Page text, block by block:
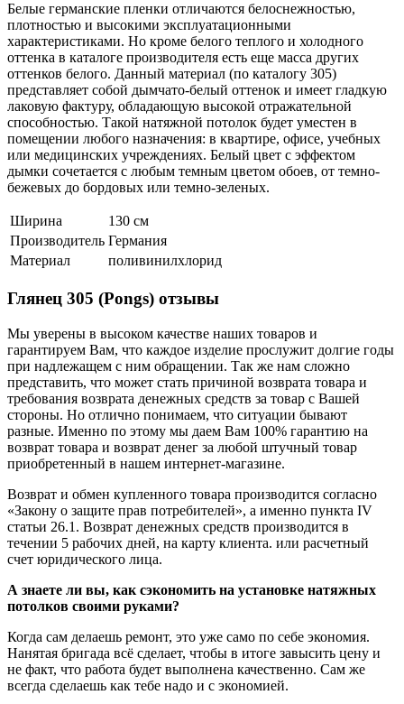
Белые германские пленки отличаются белоснежностью,
плотностью и высокими эксплуатационными
характеристиками. Но кроме белого теплого и холодного
оттенка в каталоге производителя есть еще масса других
оттенков белого. Данный материал (по каталогу 305)
представляет собой дымчато-белый оттенок и имеет гладкую
лаковую фактуру, обладающую высокой отражательной
способностью. Такой натяжной потолок будет уместен в
помещении любого назначения: в квартире, офисе, учебных
или медицинских учреждениях. Белый цвет с эффектом
дымки сочетается с любым темным цветом обоев, от темно-
бежевых до бордовых или темно-зеленых.
Ширина
130 см
Производитель Германия
Материал
поливинилхлорид
Глянец 305 (Pongs) отзывы
Мы уверены в высоком качестве наших товаров и
гарантируем Вам, что каждое изделие прослужит долгие годы
при надлежащем с ним обращении. Так же нам сложно
представить, что может стать причиной возврата товара и
требования возврата денежных средств за товар с Вашей
стороны. Но отлично понимаем, что ситуации бывают
разные. Именно по этому мы даем Вам 100% гарантию на
возврат товара и возврат денег за любой штучный товар
приобретенный в нашем интернет-магазине.
Возврат и обмен купленного товара производится согласно
«Закону о защите прав потребителей», а именно пункта IV
статьи 26.1. Возврат денежных средств производится в
течении 5 рабочих дней, на карту клиента. или расчетный
счет юридического лица.
А знаете ли вы, как сэкономить на установке натяжных
потолков своими руками?
Когда сам делаешь ремонт, это уже само по себе экономия.
Нанятая бригада всё сделает, чтобы в итоге завысить цену и
не факт, что работа будет выполнена качественно. Сам же
всегда сделаешь как тебе надо и с экономией.